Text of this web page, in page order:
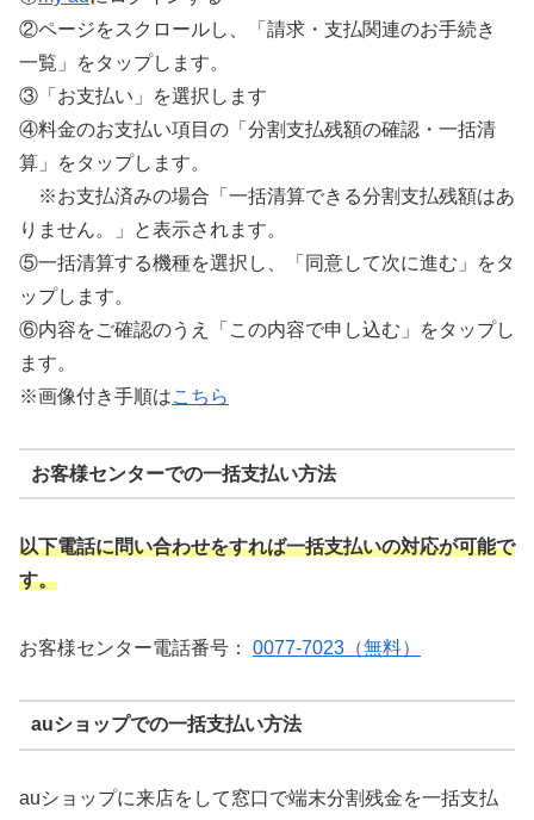
②ページをスクロールし、「請求・支払関連のお手続き
一覧」をタップします。
③「お支払い」を選択します
④料金のお支払い項目の「分割支払残額の確認・一括清
算」をタップします。
※お支払済みの場合「一括清算できる分割支払残額はあ
りません。」と表示されます。
⑤一括清算する機種を選択し、「同意して次に進む」をタ
ップします。
⑥内容をご確認のうえ「この内容で申し込む」をタップし
ます。
※画像付き手順はこちら
お客様センターでの一括支払い方法
以下電話に問い合わせをすれば一括支払いの対応が可能で
す。
お客様センター電話番号： 0077-7023（無料）
auショップでの一括支払い方法
auショップに来店をして窓口で端末分割残金を一括支払